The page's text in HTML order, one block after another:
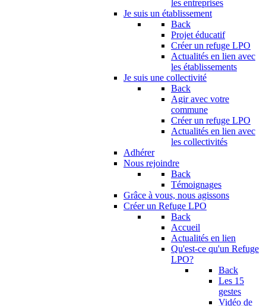
les entreprises
Je suis un établissement
Back
Projet éducatif
Créer un refuge LPO
Actualités en lien avec
les établissements
Je suis une collectivité
Back
Agir avec votre
commune
Créer un refuge LPO
Actualités en lien avec
les collectivités
Adhérer
Nous rejoindre
Back
Témoignages
Grâce à vous, nous agissons
Créer un Refuge LPO
Back
Accueil
Actualités en lien
Qu'est-ce qu'un Refuge
LPO?
Back
Les 15
gestes
Vidéo de